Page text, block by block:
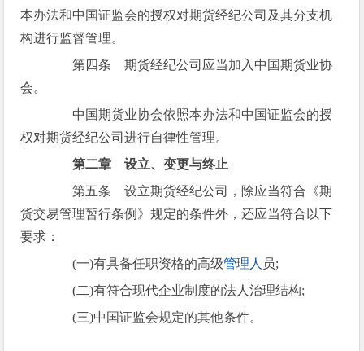
本办法和中国证监会的授权对期货经纪公司及其分支机
构进行监督管理。
第四条 期货经纪公司应当加入中国期货业协
会。
中国期货业协会依照本办法和中国证监会的授
权对期货经纪公司进行自律性管理。
第二章 设立、变更与终止
第五条 设立期货经纪公司，除应当符合《期
货交易管理暂行条例》规定的条件外，还应当符合以下
要求：
(一)有具备任职资格的高级管理人 员;
(二)有符合现代企业制度的法人治理结构;
(三)中国证监会规定的其他条件。